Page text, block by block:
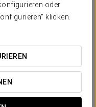
oder
klicken.
Geburtstag.
– ganz entspannt in
kümmern wir uns um